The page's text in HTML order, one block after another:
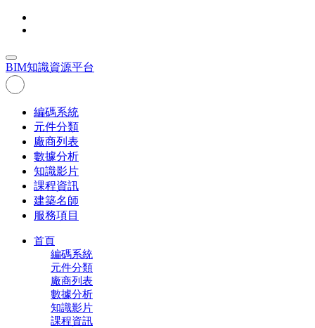
BIM知識資源平台
編碼系統
元件分類
廠商列表
數據分析
知識影片
課程資訊
建築名師
服務項目
首頁
編碼系統
元件分類
廠商列表
數據分析
知識影片
課程資訊